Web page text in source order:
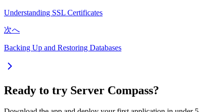
Understanding SSL Certificates
次へ
Backing Up and Restoring Databases
Ready to try Server Compass?